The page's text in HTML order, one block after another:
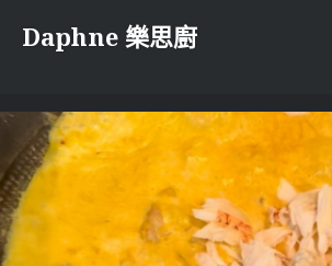
Daphne 樂思廚